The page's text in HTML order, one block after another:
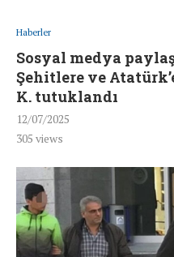
Haberler
Sosyal medya
Şehitlere ve
K. tutuklandı
12/07/2025
305 views